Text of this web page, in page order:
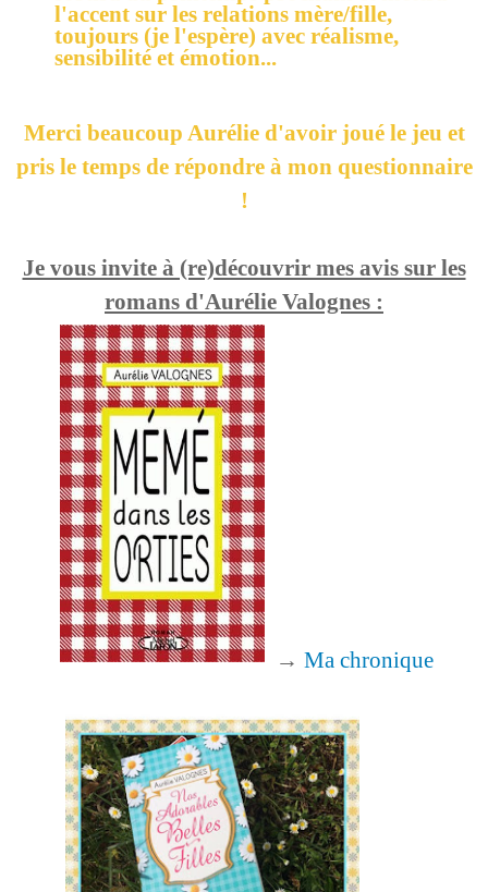
l'accent sur les relations mère/fille,
toujours (je l'espère) avec réalisme,
sensibilité et émotion...
Merci beaucoup Aurélie d'avoir joué le jeu et
pris le temps de répondre à mon questionnaire
!
Je vous invite à (re)découvrir mes avis sur les
romans d'Aurélie Valognes :
→ Ma chronique